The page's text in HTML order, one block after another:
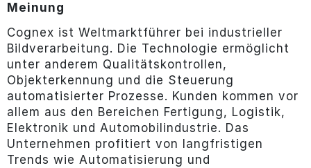
Meinung
Cognex ist Weltmarktführer bei industrieller
Bildverarbeitung. Die Technologie ermöglicht
unter anderem Qualitätskontrollen,
Objekterkennung und die Steuerung
automatisierter Prozesse. Kunden kommen vor
allem aus den Bereichen Fertigung, Logistik,
Elektronik und Automobilindustrie. Das
Unternehmen profitiert von langfristigen
Trends wie Automatisierung und